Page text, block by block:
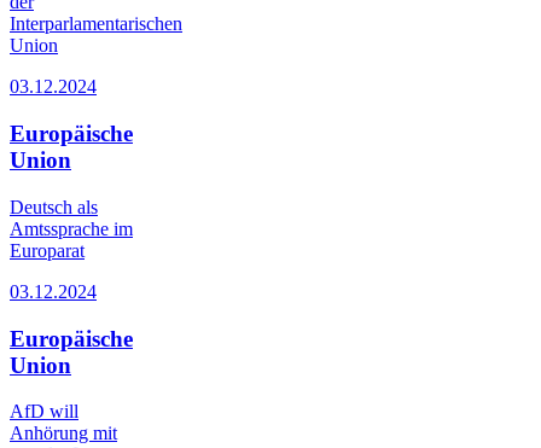
Interparlamentarischen
Union
03.12.2024
Europäische
Union
Deutsch als
Amtssprache im
Europarat
03.12.2024
Europäische
Union
AfD will
Anhörung mit